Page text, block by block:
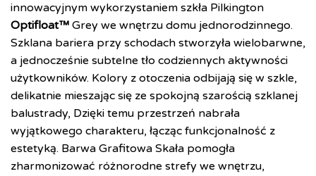
innowacyjnym wykorzystaniem szkła Pilkington
Optifloat™ Grey we wnętrzu domu jednorodzinnego.
Szklana bariera przy schodach stworzyła wielobarwne,
a jednocześnie subtelne tło codziennych aktywności
użytkowników. Kolory z otoczenia odbijają się w szkle,
delikatnie mieszając się ze spokojną szarością szklanej
balustrady, Dzięki temu przestrzeń nabrała
wyjątkowego charakteru, łącząc funkcjonalność z
estetyką. Barwa Grafitowa Skała pomogła
zharmonizować różnorodne strefy we wnętrzu,